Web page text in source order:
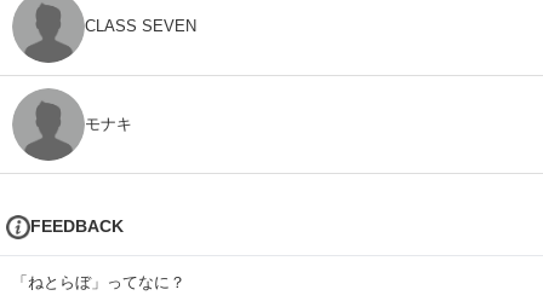
CLASS SEVEN
モナキ
FEEDBACK
「ねとらぼ」ってなに？